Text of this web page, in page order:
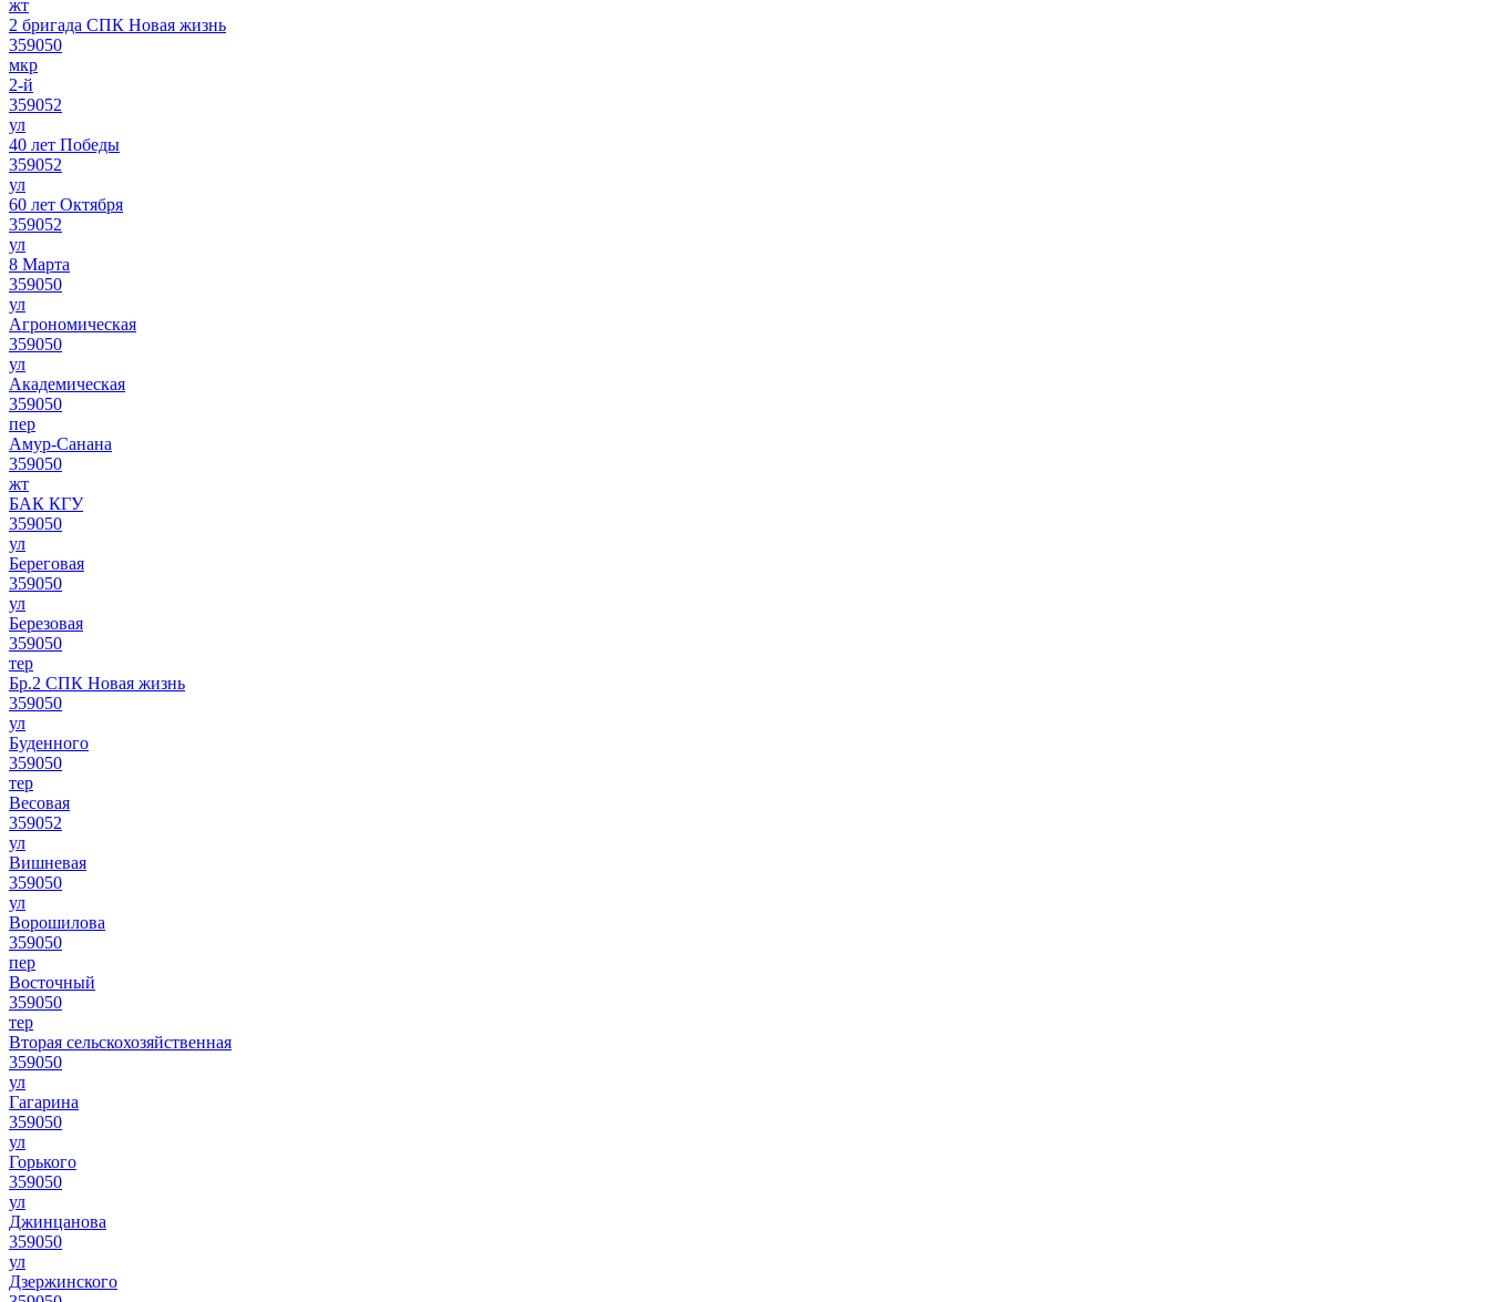
жт
2 бригада СПК Новая жизнь
359050
мкр
2-й
359052
ул
40 лет Победы
359052
ул
60 лет Октября
359052
ул
8 Марта
359050
ул
Агрономическая
359050
ул
Академическая
359050
пер
Амур-Санана
359050
жт
БАК КГУ
359050
ул
Береговая
359050
ул
Березовая
359050
тер
Бр.2 СПК Новая жизнь
359050
ул
Буденного
359050
тер
Весовая
359052
ул
Вишневая
359050
ул
Ворошилова
359050
пер
Восточный
359050
тер
Вторая сельскохозяйственная
359050
ул
Гагарина
359050
ул
Горького
359050
ул
Джинцанова
359050
ул
Дзержинского